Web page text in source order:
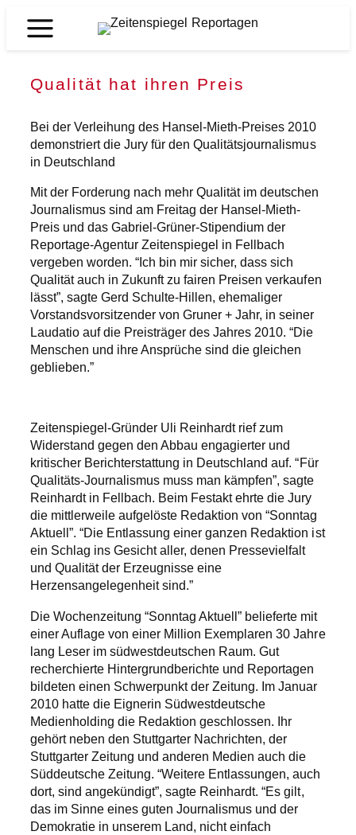
Inhalt
Zeitenspiegel
Qualität hat ihren Preis
Bei der Verleihung des Hansel-Mieth-Preises 2010
demonstriert die Jury für den Qualitätsjournalismus
in Deutschland
Mit der Forderung nach mehr Qualität im deutschen
Journalismus sind am Freitag der Hansel-Mieth-
Preis und das Gabriel-Grüner-Stipendium der
Reportage-Agentur Zeitenspiegel in Fellbach
vergeben worden. “Ich bin mir sicher, dass sich
Qualität auch in Zukunft zu fairen Preisen verkaufen
lässt”, sagte Gerd Schulte-Hillen, ehemaliger
Vorstandsvorsitzender von Gruner + Jahr, in seiner
Laudatio auf die Preisträger des Jahres 2010. “Die
Menschen und ihre Ansprüche sind die gleichen
geblieben.”
Zeitenspiegel-Gründer Uli Reinhardt rief zum
Widerstand gegen den Abbau engagierter und
kritischer Berichterstattung in Deutschland auf. “Für
Qualitäts-Journalismus muss man kämpfen”, sagte
Reinhardt in Fellbach. Beim Festakt ehrte die Jury
die mittlerweile aufgelöste Redaktion von “Sonntag
Aktuell”. “Die Entlassung einer ganzen Redaktion ist
ein Schlag ins Gesicht aller, denen Pressevielfalt
und Qualität der Erzeugnisse eine
Herzensangelegenheit sind.”
Die Wochenzeitung “Sonntag Aktuell” belieferte mit
einer Auflage von einer Million Exemplaren 30 Jahre
lang Leser im südwestdeutschen Raum. Gut
recherchierte Hintergrundberichte und Reportagen
bildeten einen Schwerpunkt der Zeitung. Im Januar
2010 hatte die Eignerin Südwestdeutsche
Medienholding die Redaktion geschlossen. Ihr
gehört neben den Stuttgarter Nachrichten, der
Stuttgarter Zeitung und anderen Medien auch die
Süddeutsche Zeitung. “Weitere Entlassungen, auch
dort, sind angekündigt”, sagte Reinhardt. “Es gilt,
das im Sinne eines guten Journalismus und der
Demokratie in unserem Land, nicht einfach